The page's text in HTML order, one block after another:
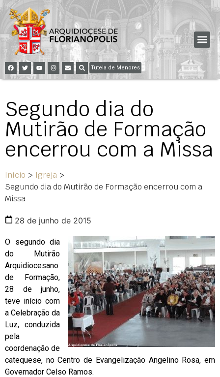
Tutela de Menores
Segundo dia do
Mutirão de Formação
encerrou com a Missa
Início > Igreja >
Segundo dia do Mutirão de Formação encerrou com a
Missa
28 de junho de 2015
O segundo dia
do Mutirão
Arquidiocesano
de Formação,
28 de junho,
teve início com
a Celebração da
Luz, conduzida
pela
coordenação de
catequese, no Centro de Evangelização Angelino Rosa, em
Governador Celso Ramos.